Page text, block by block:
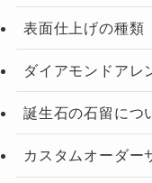
表面仕上げの種類
ダイアモンドアレ
誕生石の石留につ
カスタムオーダー